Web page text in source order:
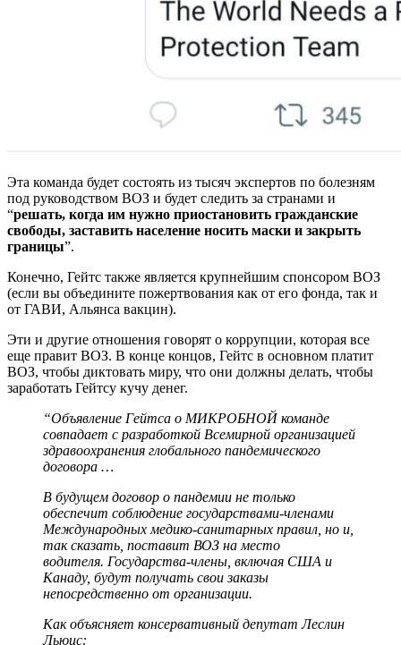
Эта команда будет состоять из тысяч экспертов по болезням
под руководством ВОЗ и будет следить за странами и
“решать, когда им нужно приостановить гражданские
свободы, заставить население носить маски и закрыть
границы”.
Конечно, Гейтс также является крупнейшим спонсором ВОЗ
(если вы объедините пожертвования как от его фонда, так и
от ГАВИ, Альянса вакцин).
Эти и другие отношения говорят о коррупции, которая все
еще правит ВОЗ. В конце концов, Гейтс в основном платит
ВОЗ, чтобы диктовать миру, что они должны делать, чтобы
заработать Гейтсу кучу денег.
“Объявление Гейтса о МИКРОБНОЙ команде
совпадает с разработкой Всемирной организацией
здравоохранения глобального пандемического
договора …
В будущем договор о пандемии не только
обеспечит соблюдение государствами-членами
Международных медико-санитарных правил, но и,
так сказать, поставит ВОЗ на место
водителя. Государства-члены, включая США и
Канаду, будут получать свои заказы
непосредственно от организации.
Как объясняет консервативный депутат Леслин
Льюис: